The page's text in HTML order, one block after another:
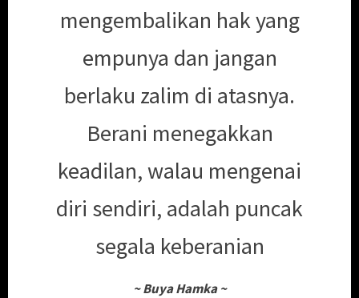
mengembalikan hak yang
empunya dan jangan
berlaku zalim di atasnya.
Berani menegakkan
keadilan, walau mengenai
diri sendiri, adalah puncak
segala keberanian
~ Buya Hamka ~